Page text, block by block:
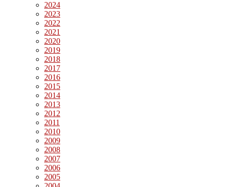
2024
2023
2022
2021
2020
2019
2018
2017
2016
2015
2014
2013
2012
2011
2010
2009
2008
2007
2006
2005